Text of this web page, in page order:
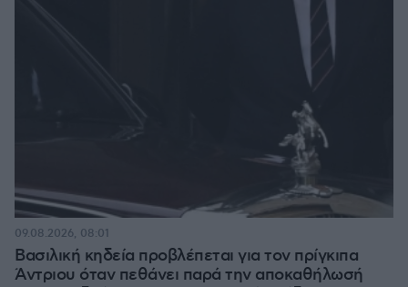
Βασιλική κηδεία προβλέπεται για τον πρίγκιπα
Άντριου όταν πεθάνει παρά την αποκαθήλωσή
09.08.2026, 08:01